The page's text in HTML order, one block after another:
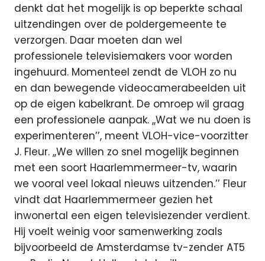
denkt dat het mogelijk is op beperkte schaal
uitzendingen over de poldergemeente te
verzorgen. Daar moeten dan wel
professionele televisiemakers voor worden
ingehuurd. Momenteel zendt de VLOH zo nu
en dan bewegende videocamerabeelden uit
op de eigen kabelkrant. De omroep wil graag
een professionele aanpak. ,,Wat we nu doen is
experimenteren’’, meent VLOH-vice-voorzitter
J. Fleur. ,,We willen zo snel mogelijk beginnen
met een soort Haarlemmermeer-tv, waarin
we vooral veel lokaal nieuws uitzenden.’’ Fleur
vindt dat Haarlemmermeer gezien het
inwonertal een eigen televisiezender verdient.
Hij voelt weinig voor samenwerking zoals
bijvoorbeeld de Amsterdamse tv-zender AT5